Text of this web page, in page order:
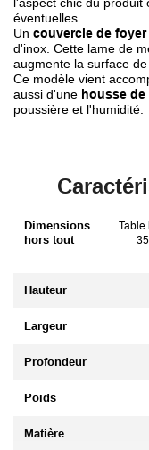
éventuelles.
Un couvercle de foyer
d'inox. Cette lame de
augmente la surface
Ce modèle vient
aussi d'une housse
poussière et l'humidité.
Dimensions
hors tout
Table
Hauteur
Largeur
Profondeur
Poids
Matière